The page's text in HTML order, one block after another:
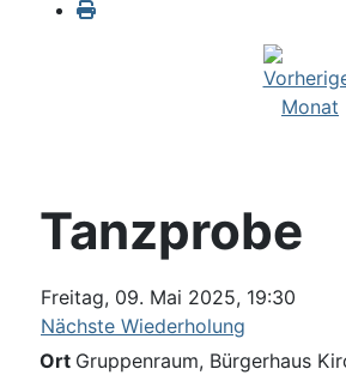
Tanzprobe
Freitag, 09. Mai 2025, 19:30
Nächste Wiederholung
Ort Gruppenraum, Bürgerhaus